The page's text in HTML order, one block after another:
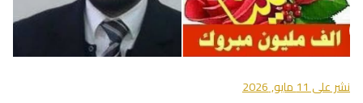
نشر على11 مايو, 2026